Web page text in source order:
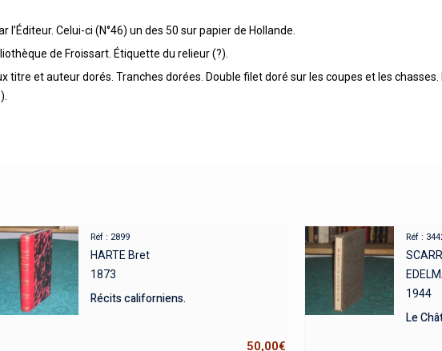
Celui-ci (N°46) un des 50 sur papier de Hollande.
de Froissart. Étiquette du relieur (?).
titre et auteur dorés. Tranches dorées. Double filet doré sur les coupes et les
Réf : 2899
HARTE Bret
1873
Récits californiens.
50,00€
Réf :
1944
Le